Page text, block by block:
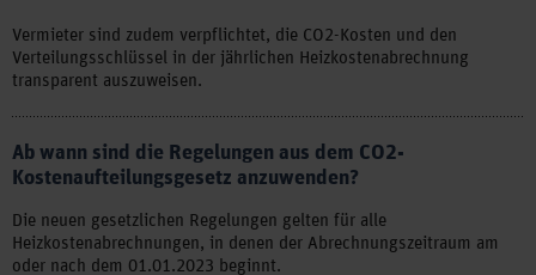
Vermieter sind zudem verpflichtet, die CO2-Kosten und den
Verteilungsschlüssel in der jährlichen Heizkostenabrechnung
transparent auszuweisen.
Ab wann sind die Regelungen aus dem CO2-
Kostenaufteilungsgesetz anzuwenden?
Die neuen gesetzlichen Regelungen gelten für alle
Heizkostenabrechnungen, in denen der Abrechnungszeitraum am
oder nach dem 01.01.2023 beginnt.